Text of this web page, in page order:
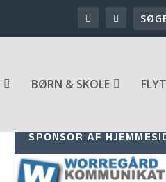
BØRN & SKOLE
SPONSOR AF